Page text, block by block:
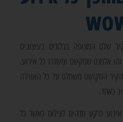
שלם המצופה בבלונים בעיצובים
זהו אלמנט שמקשט ומשדרג כל אירוע.
המקושט משתלט על כל האווירה
כאחד.
כרקע מדהים לצילום כאשר כל